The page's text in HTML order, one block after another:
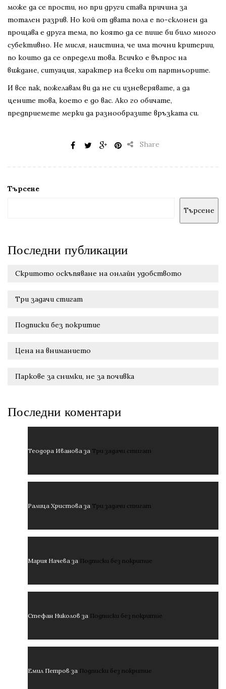
може да се прости, но при други става причина за
тотален разрив. Но кой от двата пола е по-склонен да
прощава е друга тема, по която да се пише би било много
субективно. Не мисля, наистина, че има точни критерии,
по които да се определи това. Всичко е въпрос на
виждане, ситуация, характер на всеки от партньорите.
И все пак, пожелавам ви да не си изневерявате, а да
цените това, което е до вас. Ако го обичате,
предприемете мерки да разнообразите връзката си.
Share
Търсене
Търсене
Последни публикации
Скритото оскъпяване на онлайн удобството
Три задачи стигат
Подписки без покритие
Цена на вниманието
Паркове за снимки, не за почивка
Последни коментари
Теодора Иванова за Три задачи стигат
Ралица Христова за Три задачи стигат
Мария Начева за Подписки без покритие
Стефан Николов за Подписки без покритие
Емил Петров за Подписки без покритие